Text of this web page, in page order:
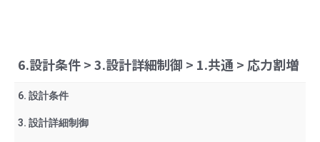
6.設計条件 > 3.設計詳細制御 > 1.共通 > 応力割増
6. 設計条件
3. 設計詳細制御